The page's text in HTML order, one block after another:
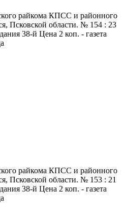
райкома КПСС и районного
Псковской области. № 154 : 23
38-й Цена 2 коп. - газета
райкома КПСС и районного
Псковской области. № 153 : 21
38-й Цена 2 коп. - газета